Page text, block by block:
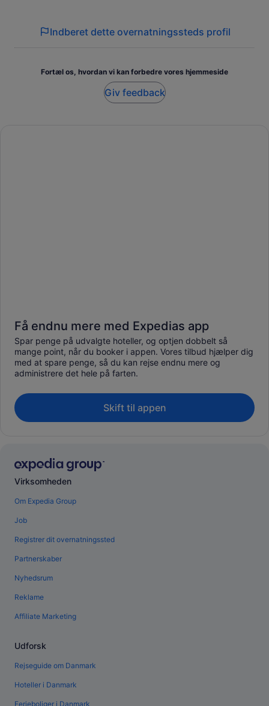
Indberet dette overnatningssteds profil
Fortæl os, hvordan vi kan forbedre vores hjemmeside
Giv feedback
Få endnu mere med Expedias app
Spar penge på udvalgte hoteller, og optjen dobbelt så
mange point, når du booker i appen. Vores tilbud hjælper dig
med at spare penge, så du kan rejse endnu mere og
administrere det hele på farten.
Skift til appen
Virksomheden
Om Expedia Group
Job
Registrer dit overnatningssted
Partnerskaber
Nyhedsrum
Reklame
Affiliate Marketing
Udforsk
Rejseguide om Danmark
Hoteller i Danmark
Ferieboliger i Danmark